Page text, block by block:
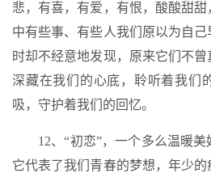
悲，有喜，有爱，有恨，酸酸甜
中有些事、有些人我们原以为自
时却不经意地发现，原来它们不
深藏在我们的心底，聆听着我们
吸，守护着我们的回忆。
12、“初恋”，一个多么温暖美
它代表了我们青春的梦想，年少